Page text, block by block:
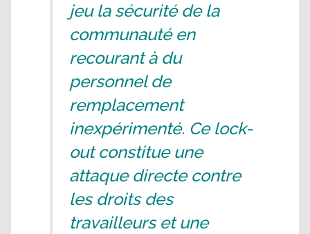
jeu la sécurité de la
communauté en
recourant à du
personnel de
remplacement
inexpérimenté. Ce lock-
out constitue une
attaque directe contre
les droits des
travailleurs et une